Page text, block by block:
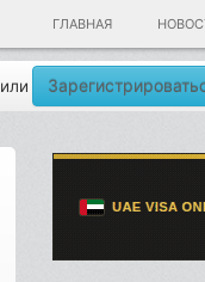
ГЛАВНАЯ
или